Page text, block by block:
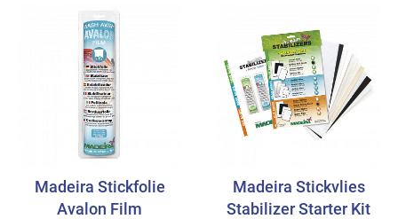
Madeira Stickfolie
Avalon Film
Madeira Stickvlies
Stabilizer Starter Kit